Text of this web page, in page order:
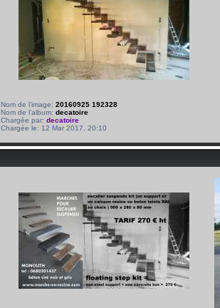
Nom de l’image: 20160925 192328
Nom de l’album: decatoire
Chargée par: decatoire
Chargée le: 12 Mar 2017, 20:10